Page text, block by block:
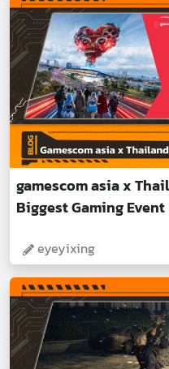
gamescom asia x
Biggest Gaming Event
eyeyixing